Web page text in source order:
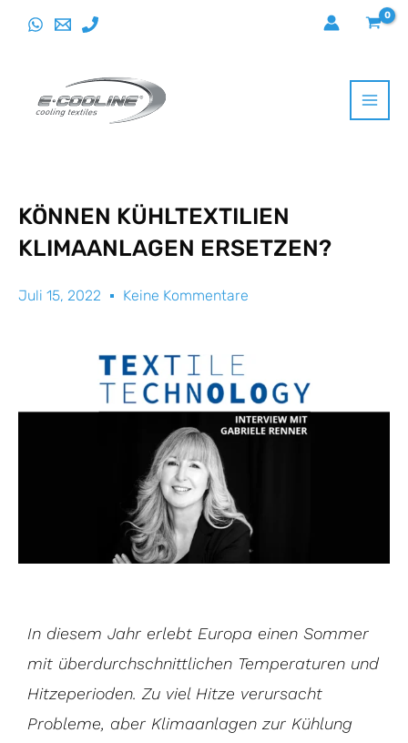
KÖNNEN KÜHLTEXTILIEN
KLIMAANLAGEN ERSETZEN?
Juli 15, 2022 Keine Kommentare
In diesem Jahr erlebt Europa einen Sommer
mit überdurchschnittlichen Temperaturen und
Hitzeperioden. Zu viel Hitze verursacht
Probleme, aber Klimaanlagen zur Kühlung